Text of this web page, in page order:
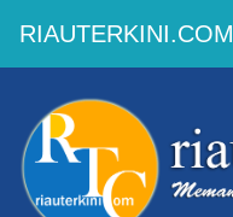
RIAUTERKINI.COM